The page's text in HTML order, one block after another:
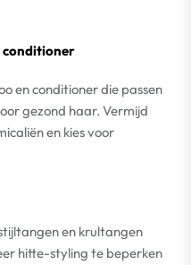
conditioner
en conditioner die passen
gezond haar. Vermijd
en kies voor
en krultangen
hitte-styling te beperken